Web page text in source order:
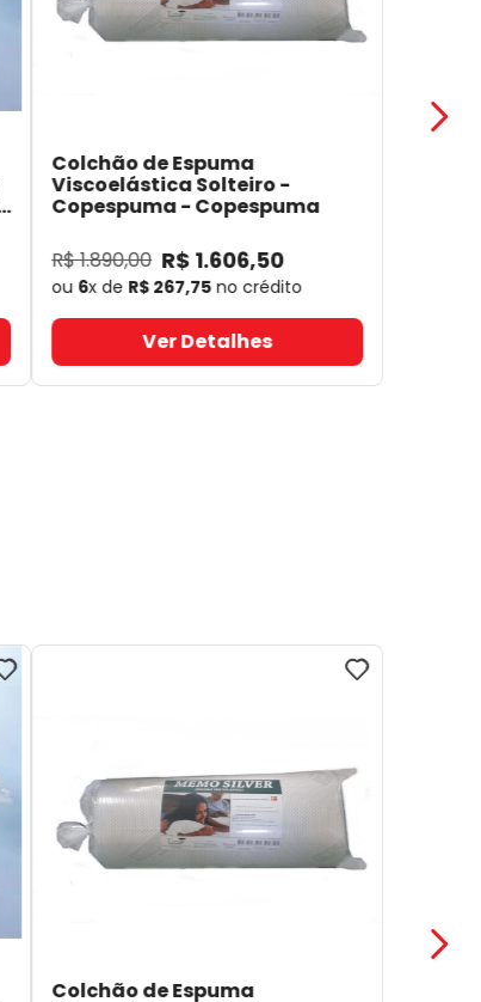
Colchão de Espuma
Viscoelástica Solteiro -
Copespuma- Copespuma
R$1.890,00 R$ 1.606,50
ou 6x de R$ 267,75 no crédito
Ver Detalhes
Colchão de Espuma